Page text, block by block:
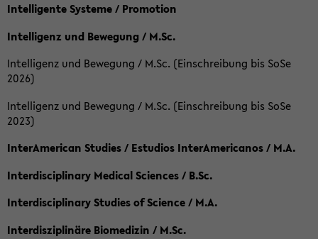
Intelligente Systeme / Promotion
Intelligenz und Bewegung / M.Sc.
Intelligenz und Bewegung / M.Sc. (Einschreibung bis SoSe
2026)
Intelligenz und Bewegung / M.Sc. (Einschreibung bis SoSe
2023)
InterAmerican Studies / Estudios InterAmericanos / M.A.
Interdisciplinary Medical Sciences / B.Sc.
Interdisciplinary Studies of Science / M.A.
Interdisziplinäre Biomedizin / M.Sc.